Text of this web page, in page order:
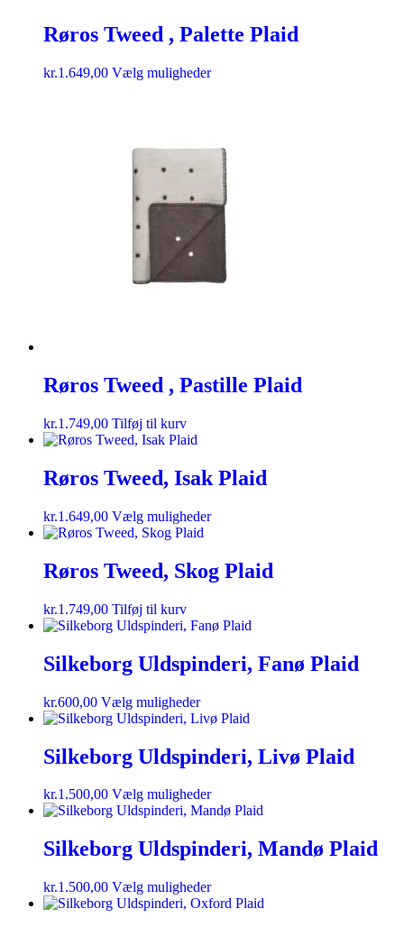
Røros Tweed , Palette Plaid
kr.1.649,00 Vælg muligheder
Røros Tweed , Pastille Plaid
kr.1.749,00 Tilføj til kurv
Røros Tweed, Isak Plaid
kr.1.649,00 Vælg muligheder
Røros Tweed, Skog Plaid
kr.1.749,00 Tilføj til kurv
Silkeborg Uldspinderi, Fanø Plaid
kr.600,00 Vælg muligheder
Silkeborg Uldspinderi, Livø Plaid
kr.1.500,00 Vælg muligheder
Silkeborg Uldspinderi, Mandø Plaid
kr.1.500,00 Vælg muligheder